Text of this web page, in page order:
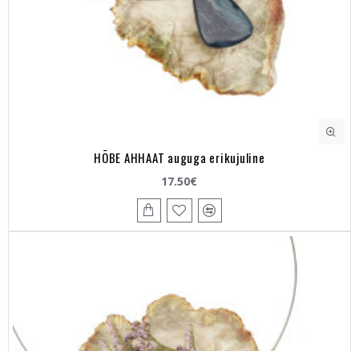
HÕBE AHHAAT auguga erikujuline
17.50€